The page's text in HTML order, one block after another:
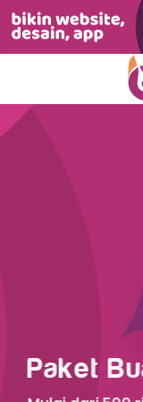
Paket
Page!